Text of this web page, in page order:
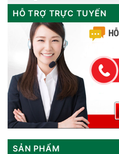
HỖ TRỢ TRỰC TUYẾN
SẢN PHẨM